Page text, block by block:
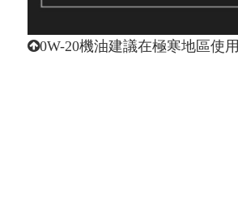
0W-20機油建議在極寒地區使用